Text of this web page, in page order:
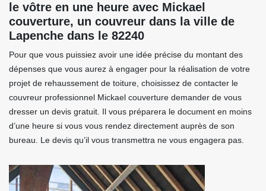
le vôtre en une heure avec Mickael
couverture, un couvreur dans la ville de
Lapenche dans le 82240
Pour que vous puissiez avoir une idée précise du montant des
dépenses que vous aurez à engager pour la réalisation de votre
projet de rehaussement de toiture, choisissez de contacter le
couvreur professionnel Mickael couverture demander de vous
dresser un devis gratuit. Il vous préparera le document en moins
d’une heure si vous vous rendez directement auprès de son
bureau. Le devis qu’il vous transmettra ne vous engagera pas.